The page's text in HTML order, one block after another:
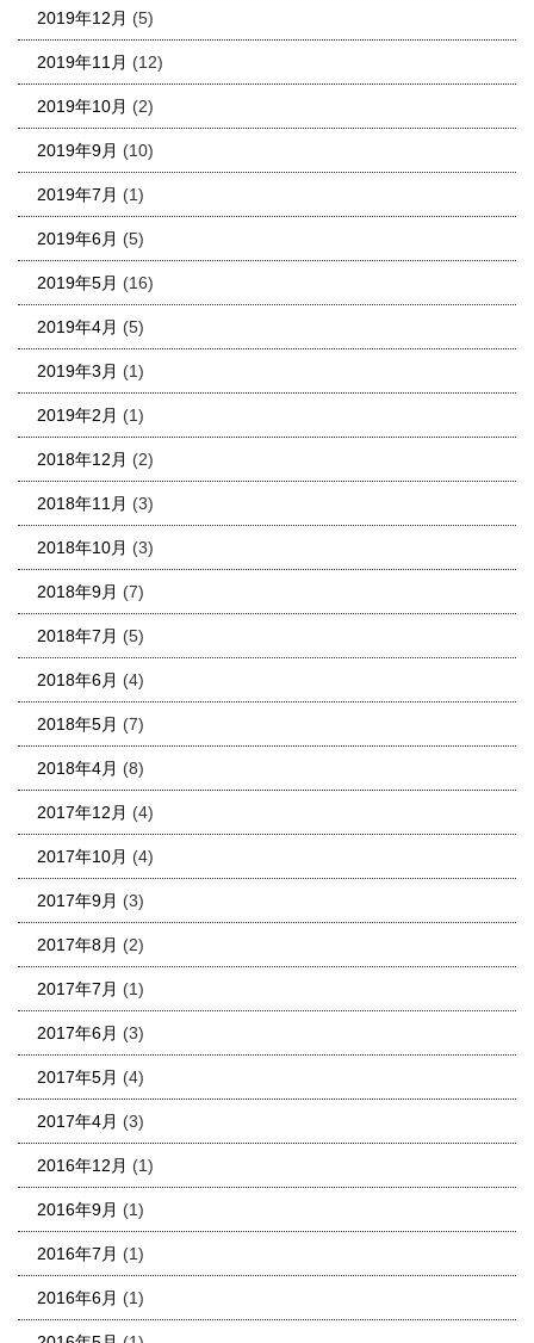
2019年12月 (5)
2019年11月 (12)
2019年10月 (2)
2019年9月 (10)
2019年7月 (1)
2019年6月 (5)
2019年5月 (16)
2019年4月 (5)
2019年3月 (1)
2019年2月 (1)
2018年12月 (2)
2018年11月 (3)
2018年10月 (3)
2018年9月 (7)
2018年7月 (5)
2018年6月 (4)
2018年5月 (7)
2018年4月 (8)
2017年12月 (4)
2017年10月 (4)
2017年9月 (3)
2017年8月 (2)
2017年7月 (1)
2017年6月 (3)
2017年5月 (4)
2017年4月 (3)
2016年12月 (1)
2016年9月 (1)
2016年7月 (1)
2016年6月 (1)